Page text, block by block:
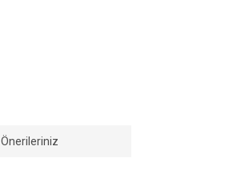
Önerileriniz